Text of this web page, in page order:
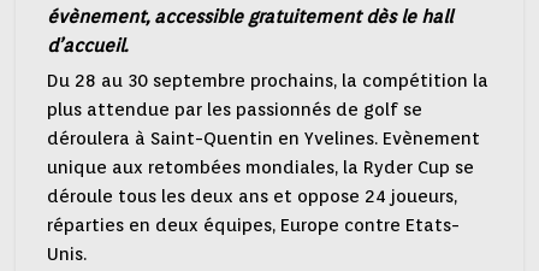
évènement, accessible gratuitement dès le hall
d’accueil.
Du 28 au 30 septembre prochains, la compétition la
plus attendue par les passionnés de golf se
déroulera à Saint-Quentin en Yvelines. Evènement
unique aux retombées mondiales, la Ryder Cup se
déroule tous les deux ans et oppose 24 joueurs,
réparties en deux équipes, Europe contre Etats-
Unis.